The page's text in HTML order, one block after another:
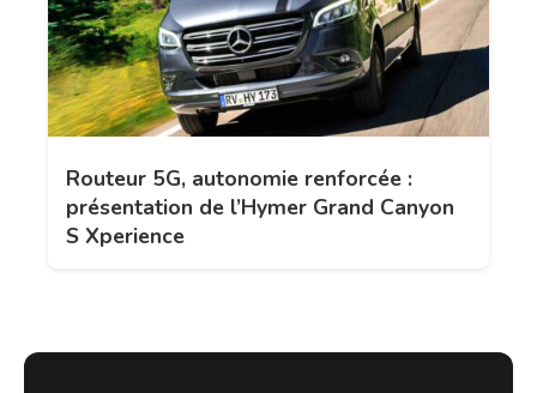
Routeur 5G, autonomie renforcée :
présentation de l’Hymer Grand Canyon
S Xperience